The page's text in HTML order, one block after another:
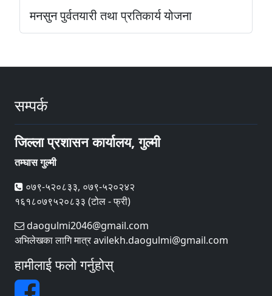
मनसुन पुर्वतयारी तथा प्रतिकार्य योजना
सम्पर्क
जिल्ला प्रशासन कार्यालय, गुल्मी
तम्घास गुल्मी
०७९-५२०८३३, ०७९-५२०२४२
१६१८०७९५२०८३३ (टोल - फ्री)
daogulmi2046@gmail.com
अभिलेखका लागि मात्र avilekh.daogulmi@gmail.com
हामीलाई फलो गर्नुहोस्